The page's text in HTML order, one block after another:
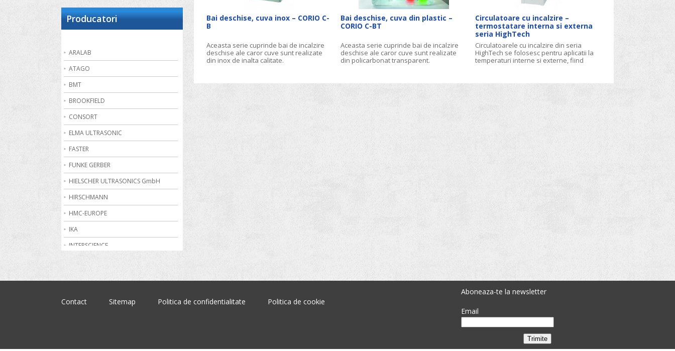
Bai termostatate cu circulatie externa
Bai termostatate pentru aplicatii
speciale
Bai ultrasonice
Balante
Becuri de gaz
Bioreactoare
Biurete digitale
Calorimetrie
Camere climatice
Cantare electronice industriale
Centrifuge de laborator
Conductometre
Producatori
ARALAB
ATAGO
BMT
BROOKFIELD
CONSORT
ELMA ULTRASONIC
FASTER
FUNKE GERBER
HIELSCHER ULTRASONICS GmbH
HIRSCHMANN
HMC-EUROPE
IKA
INTERSCIENCE
Bai deschise, cuva inox – CORIO C-
B
Aceasta serie cuprinde bai de incalzire
deschise ale caror cuve sunt realizate
din inox de inalta calitate.
Bai deschise, cuva din plastic –
CORIO C-BT
Aceasta serie cuprinde bai de incalzire
deschise ale caror cuve sunt realizate
din policarbonat transparent.
Circulatoare cu incalzire –
termostatare interna si externa
seria HighTech
Circulatoarele cu incalzire din seria
HighTech se folosesc pentru aplicatii la
temperaturi interne si externe, fiind
confectionata din otel inox. Modelele
Contact Sitemap Politica de confidentialitate Politica de cookie
Aboneaza-te la newsletter
Email